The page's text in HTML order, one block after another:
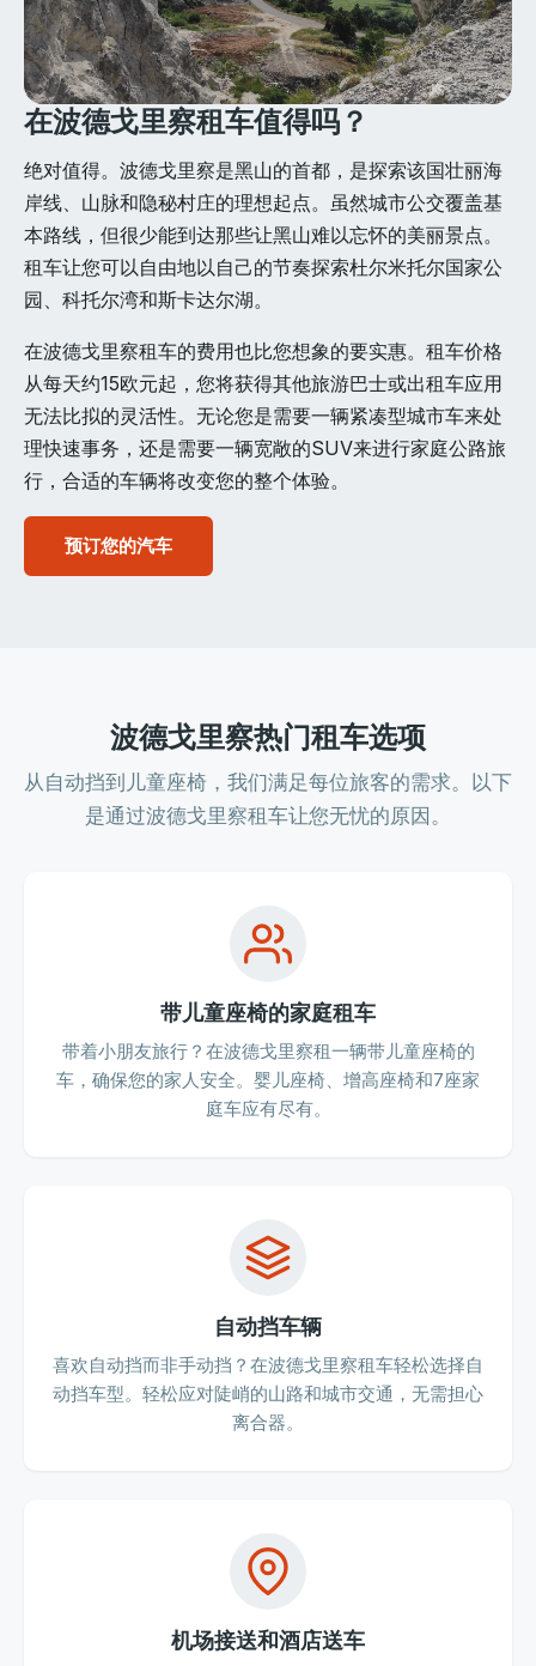
在波德戈里察租车值得吗？
绝对值得。波德戈里察是黑山的首都，是探索该国壮丽海
岸线、山脉和隐秘村庄的理想起点。虽然城市公交覆盖基
本路线，但很少能到达那些让黑山难以忘怀的美丽景点。
租车让您可以自由地以自己的节奏探索杜尔米托尔国家公
园、科托尔湾和斯卡达尔湖。
在波德戈里察租车的费用也比您想象的要实惠。租车价格
从每天约15欧元起，您将获得其他旅游巴士或出租车应用
无法比拟的灵活性。无论您是需要一辆紧凑型城市车来处
理快速事务，还是需要一辆宽敞的SUV来进行家庭公路旅
行，合适的车辆将改变您的整个体验。
预订您的汽车
波德戈里察热门租车选项
从自动挡到儿童座椅，我们满足每位旅客的需求。以下
是通过波德戈里察租车让您无忧的原因。
带儿童座椅的家庭租车
带着小朋友旅行？在波德戈里察租一辆带儿童座椅的
车，确保您的家人安全。婴儿座椅、增高座椅和7座家
庭车应有尽有。
自动挡车辆
喜欢自动挡而非手动挡？在波德戈里察租车轻松选择自
动挡车型。轻松应对陡峭的山路和城市交通，无需担心
离合器。
机场接送和酒店送车